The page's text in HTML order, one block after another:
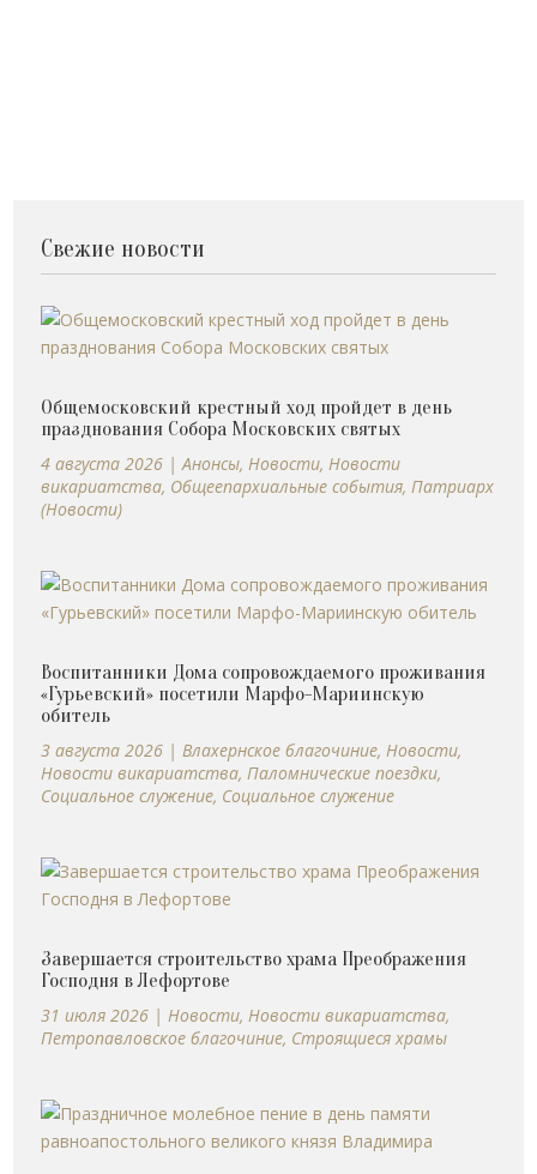
Свежие новости
Общемосковский крестный ход пройдет в день
празднования Собора Московских святых
4 августа 2026 |Анонсы,Новости,Новости
викариатства, Общеепархиальные события,Патриарх
(Новости)
Воспитанники Дома сопровождаемого проживания
«Гурьевский» посетили Марфо-Мариинскую
обитель
3 августа 2026 |Влахернское благочиние,Новости,
Новости викариатства,Паломнические поездки,
Социальное служение, Социальное служение
Завершается строительство храма Преображения
Господня в Лефортове
31 июля 2026 |Новости,Новости викариатства,
Петропавловское благочиние, Строящиеся храмы